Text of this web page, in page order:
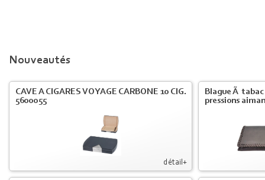
Nouveautés
détail+
CAVE A CIGARES VOYAGE CARBONE 10 CIG.
5600055
Blague Ã tabac
pressions